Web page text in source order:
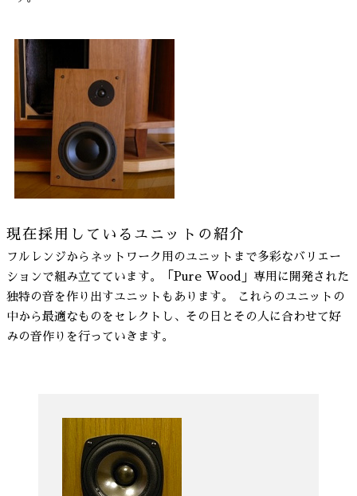
現在採用しているユニットの紹介
フルレンジからネットワーク用のユニットまで多彩なバリエー
ションで組み立てています。「Pure Wood」専用に開発された
独特の音を作り出すユニットもあります。 これらのユニットの
中から最適なものをセレクトし、その日とその人に合わせて好
みの音作りを行っていきます。